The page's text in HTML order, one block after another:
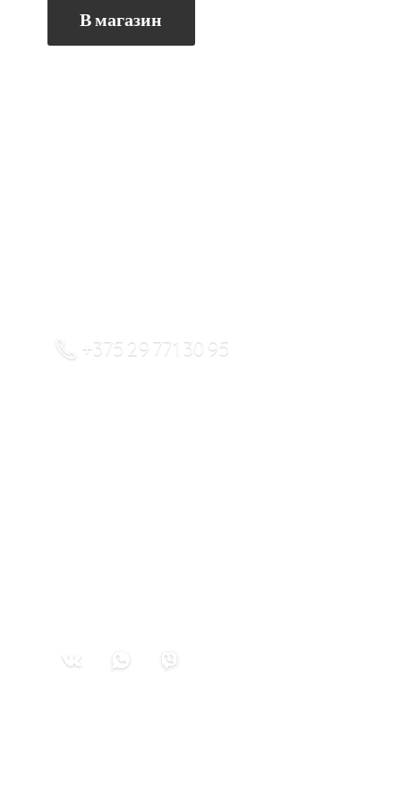
В магазин
+375 29 771 30 95